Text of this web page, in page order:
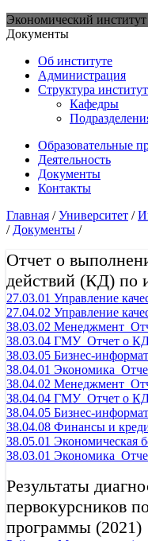
Экономический институт
Документы
Об институте
Администрация
Структура
Кафедры
Образовательные
Деятельность
Документы
Контакты
Главная /Университет /
/ Документы /
Отчет о
действий (КД) по
27.03.01 Управление
27.04.02 Управление
38.03.02
38.03.04 ГМУ_Отчет о
38.03.05 Бизнес-
38.04.01
38.04.02
38.04.04 ГМУ_Отчет о
38.04.05 Бизнес-
38.04.08 Финансы и
38.05.01 Экономическая
38.03.01
Результаты
первокурсников
программы (2021)